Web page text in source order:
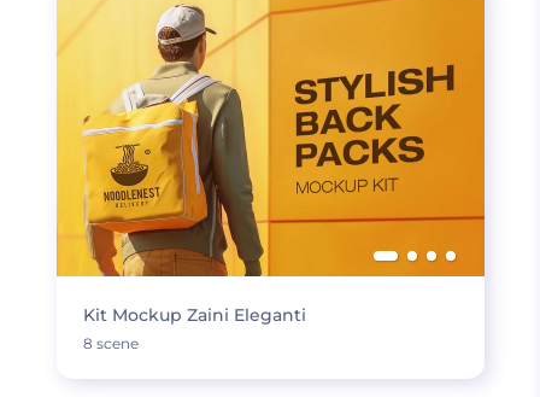
Kit Mockup Zaini Eleganti
8 scene